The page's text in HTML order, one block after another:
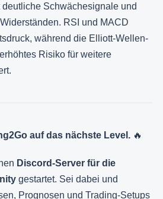
Schwächesignale und
RSI und MACD
während die Elliott-Wellen-
Risiko für weitere
auf das nächste Level. 🔥
Discord-Server für die
gestartet. Sei dabei und
Prognosen und Trading-Setups